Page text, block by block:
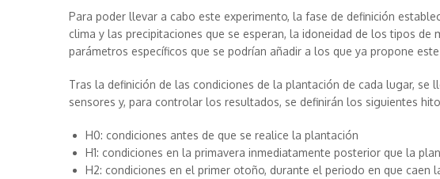
Para poder llevar a cabo este experimento, la fase de definición
clima y las precipitaciones que se esperan, la idoneidad de los tipos
parámetros específicos que se podrían añadir a los que ya propone
Tras la definición de las condiciones de la plantación de cada lugar,
sensores y, para controlar los resultados, se definirán los siguientes
H0: condiciones antes de que se realice la plantación
H1: condiciones en la primavera inmediatamente posterior que la
H2: condiciones en el primer otoño, durante el periodo en que caen